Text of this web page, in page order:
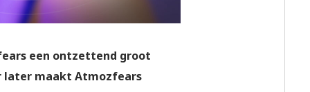
een ontzettend groot
later maakt Atmozfears